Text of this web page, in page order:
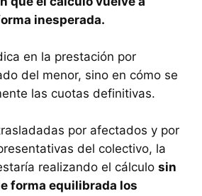
inesperada.
en la prestación por
del menor, sino en cómo se
las cuotas definitivas.
por afectados y por
del colectivo, la
realizando el cálculo sin
forma equilibrada los